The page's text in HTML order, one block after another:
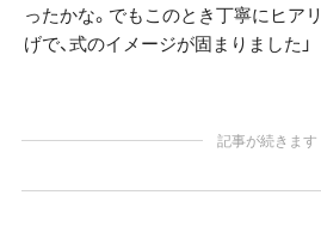
ったかな。でもこのとき丁寧にヒア
げで、式のイメージが固まりました」
記事が続きます